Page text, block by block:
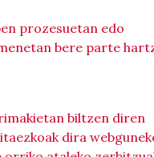
prozesuetan edo
bere parte
biltzen diren
dira